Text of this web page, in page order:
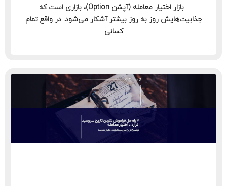
بازار اختیار معامله (آپشن Option)، بازاری است که
جذابیت‌هایش روز به روز بیشتر آشکار می‌شود. در واقع تمام
کسانی